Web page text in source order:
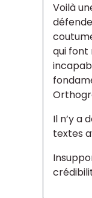
Voilà
qui font
Il n’y a
textes